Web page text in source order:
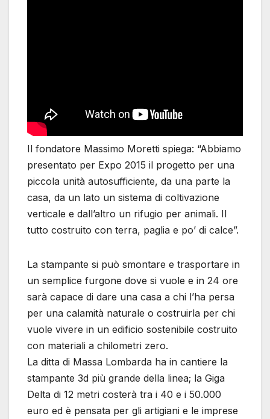
Il fondatore Massimo Moretti spiega: “Abbiamo
presentato per Expo 2015 il progetto per una
piccola unità autosufficiente, da una parte la
casa, da un lato un sistema di coltivazione
verticale e dall’altro un rifugio per animali. Il
tutto costruito con terra, paglia e po’ di calce”.
La stampante si può smontare e trasportare in
un semplice furgone dove si vuole e in 24 ore
sarà capace di dare una casa a chi l’ha persa
per una calamità naturale o costruirla per chi
vuole vivere in un edificio sostenibile costruito
con materiali a chilometri zero.
La ditta di Massa Lombarda ha in cantiere la
stampante 3d più grande della linea; la Giga
Delta di 12 metri costerà tra i 40 e i 50.000
euro ed è pensata per gli artigiani e le imprese